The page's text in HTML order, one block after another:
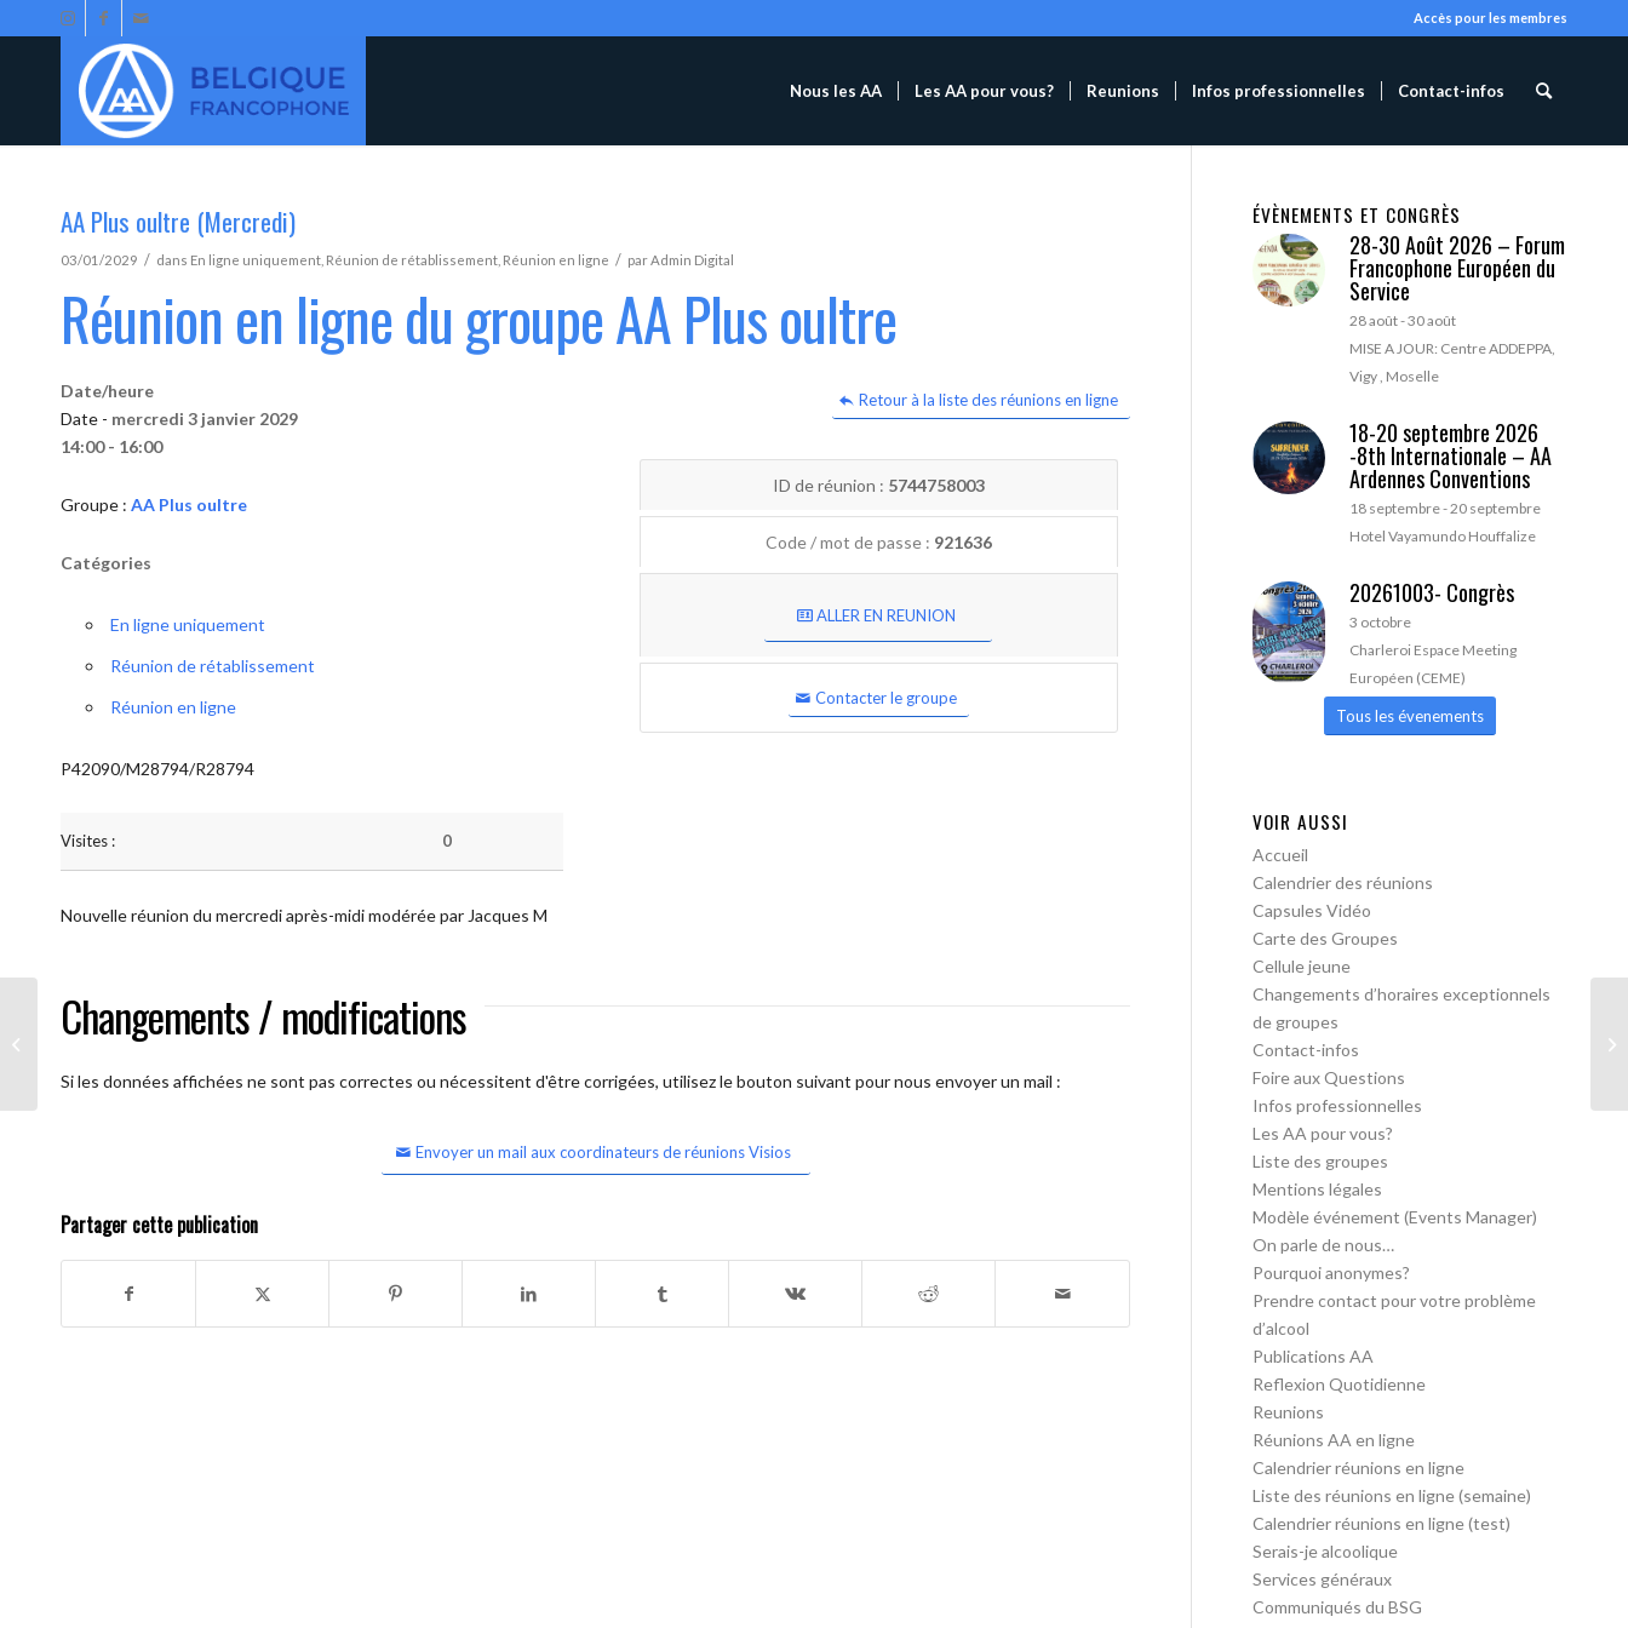
Accès pour les membres
Nous les AA Les AA pour vous? Reunions Infos professionnelles Contact-infos
AA Plus oultre (Mercredi)
03/01/2029 / dans En ligne uniquement Réunion de rétablissement Réunion en ligne / parAdmin Digital
Réunion en ligne du groupe AA Plus oultre
Retour à la liste des réunions en ligne
Date/heure
Date - mercredi 3 janvier 2029
14:00 - 16:00
Groupe : AA Plus oultre
Catégories
En ligne uniquement
Réunion de rétablissement
Réunion en ligne
P42090/M28794/R28794
Visites : 0
ID de réunion : 5744758003
Code / mot de passe : 921636
ALLER EN REUNION
Contacter le groupe
Nouvelle réunion du mercredi après-midi modérée par Jacques M
Changements / modifications
Si les données affichées ne sont pas correctes ou nécessitent d'être corrigées, utilisez le bouton suivant pour nous envoyer un mail :
Envoyer un mail aux coordinateurs de réunions Visios
Partager cette publication
ÉVÈNEMENTS ET CONGRÈS
28-30 Août 2026 – Forum
Francophone Européen du
Service
28 août-30 août
MISE A JOUR: Centre ADDEPPA,
Vigy , Moselle
18-20 septembre 2026
-8th Internationale – AA
Ardennes Conventions
18 septembre-20 septembre
Hotel Vayamundo Houffalize
20261003- Congrès
3 octobre
Charleroi Espace Meeting
Européen (CEME)
Tous les évenements
VOIR AUSSI
Accueil
Calendrier des réunions
Capsules Vidéo
Carte des Groupes
Cellule jeune
Changements d’horaires exceptionnels
de groupes
Contact-infos
Foire aux Questions
Infos professionnelles
Les AA pour vous?
Liste des groupes
Mentions légales
Modèle événement (Events Manager)
On parle de nous…
Pourquoi anonymes?
Prendre contact pour votre problème
d’alcool
Publications AA
Reflexion Quotidienne
Reunions
Réunions AA en ligne
Calendrier réunions en ligne
Liste des réunions en ligne (semaine)
Calendrier réunions en ligne (test)
Serais-je alcoolique
Services généraux
Communiqués du BSG
AA Plus oultre (Mercredi)